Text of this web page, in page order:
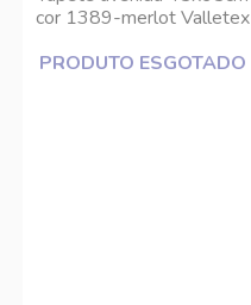
cor 1389-merlot Valletex
PRODUTO ESGOTADO